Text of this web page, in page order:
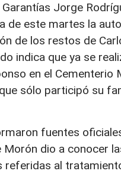
Garantías Jorge
de este martes la
de los restos de
indica que ya se
en el Cementerio
sólo participó su
fuentes
Morón dio a conocer
referidas al